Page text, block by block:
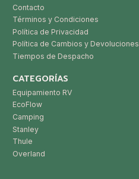
Contacto
Términos y Condiciones
Política de Privacidad
Política de Cambios y Devoluciones
Tiempos de Despacho
CATEGORÍAS
Equipamiento RV
EcoFlow
Camping
Stanley
Thule
Overland